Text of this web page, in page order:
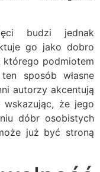
budzi jednak
go jako dobro
którego podmiotem
sposób własne
autorzy akcentują
że jego
dóbr osobistych
już być stroną